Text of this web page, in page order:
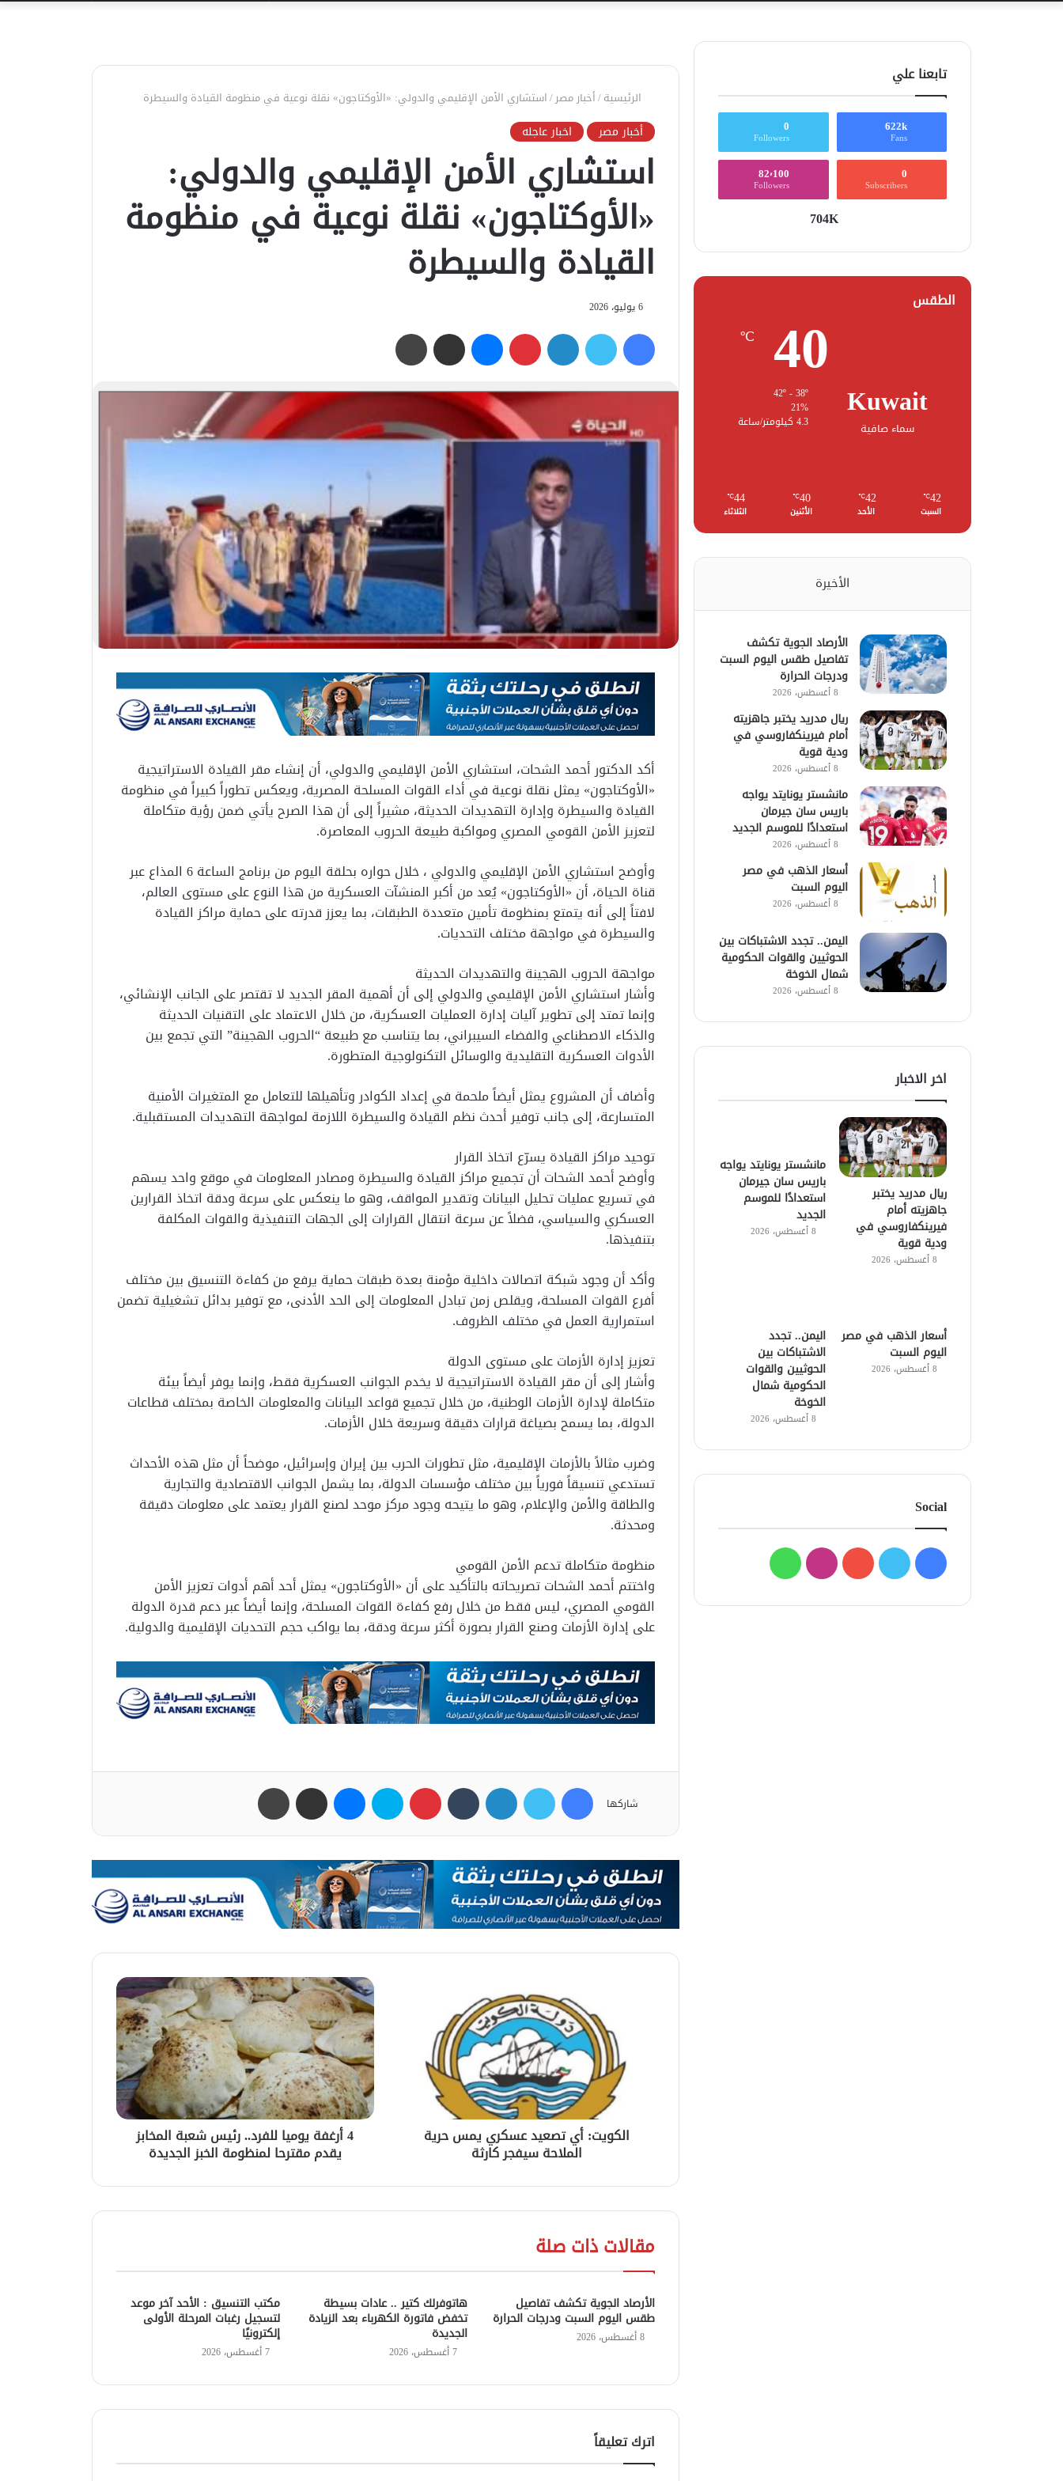
الرئيسية/أخبار مصر/استشاري الأمن الإقليمي والدولي: «الأوكتاجون» نقلة نوعية في منظومة القيادة والسيطرة
أخبار مصر اخبار عاجله
استشاري الأمن الإقليمي والدولي:
«الأوكتاجون» نقلة نوعية في منظومة
القيادة والسيطرة
6 يوليو، 2026
فيسبوك تويتر لينكدإن بينتيريست ماسنجر مشاركة عبر البريد
أكد الدكتور أحمد الشحات، استشاري الأمن الإقليمي والدولي، أن إنشاء مقر القيادة الاستراتيجية
«الأوكتاجون» يمثل نقلة نوعية في أداء القوات المسلحة المصرية، ويعكس تطوراً كبيراً في منظومة
القيادة والسيطرة وإدارة التهديدات الحديثة، مشيراً إلى أن هذا الصرح يأتي ضمن رؤية متكاملة
لتعزيز الأمن القومي المصري ومواكبة طبيعة الحروب المعاصرة.
وأوضح استشاري الأمن الإقليمي والدولي ، خلال حواره بحلقة اليوم من برنامج الساعة 6 المذاع عبر
قناة الحياة، أن «الأوكتاجون» يُعد من أكبر المنشآت العسكرية من هذا النوع على مستوى العالم،
لافتاً إلى أنه يتمتع بمنظومة تأمين متعددة الطبقات، بما يعزز قدرته على حماية مراكز القيادة
والسيطرة في مواجهة مختلف التحديات.
مواجهة الحروب الهجينة والتهديدات الحديثة
وأشار استشاري الأمن الإقليمي والدولي إلى أن أهمية المقر الجديد لا تقتصر على الجانب الإنشائي،
وإنما تمتد إلى تطوير آليات إدارة العمليات العسكرية، من خلال الاعتماد على التقنيات الحديثة
والذكاء الاصطناعي والفضاء السيبراني، بما يتناسب مع طبيعة “الحروب الهجينة” التي تجمع بين
الأدوات العسكرية التقليدية والوسائل التكنولوجية المتطورة.
وأضاف أن المشروع يمثل أيضاً ملحمة في إعداد الكوادر وتأهيلها للتعامل مع المتغيرات الأمنية
المتسارعة، إلى جانب توفير أحدث نظم القيادة والسيطرة اللازمة لمواجهة التهديدات المستقبلية.
توحيد مراكز القيادة يسرّع اتخاذ القرار
وأوضح أحمد الشحات أن تجميع مراكز القيادة والسيطرة ومصادر المعلومات في موقع واحد يسهم
في تسريع عمليات تحليل البيانات وتقدير المواقف، وهو ما ينعكس على سرعة ودقة اتخاذ القرارين
العسكري والسياسي، فضلاً عن سرعة انتقال القرارات إلى الجهات التنفيذية والقوات المكلفة
بتنفيذها.
وأكد أن وجود شبكة اتصالات داخلية مؤمنة بعدة طبقات حماية يرفع من كفاءة التنسيق بين مختلف
أفرع القوات المسلحة، ويقلص زمن تبادل المعلومات إلى الحد الأدنى، مع توفير بدائل تشغيلية تضمن
استمرارية العمل في مختلف الظروف.
تعزيز إدارة الأزمات على مستوى الدولة
وأشار إلى أن مقر القيادة الاستراتيجية لا يخدم الجوانب العسكرية فقط، وإنما يوفر أيضاً بيئة
متكاملة لإدارة الأزمات الوطنية، من خلال تجميع قواعد البيانات والمعلومات الخاصة بمختلف قطاعات
الدولة، بما يسمح بصياغة قرارات دقيقة وسريعة خلال الأزمات.
وضرب مثالاً بالأزمات الإقليمية، مثل تطورات الحرب بين إيران وإسرائيل، موضحاً أن مثل هذه الأحداث
تستدعي تنسيقاً فورياً بين مختلف مؤسسات الدولة، بما يشمل الجوانب الاقتصادية والتجارية
والطاقة والأمن والإعلام، وهو ما يتيحه وجود مركز موحد لصنع القرار يعتمد على معلومات دقيقة
ومحدثة.
منظومة متكاملة تدعم الأمن القومي
واختتم أحمد الشحات تصريحاته بالتأكيد على أن «الأوكتاجون» يمثل أحد أهم أدوات تعزيز الأمن
القومي المصري، ليس فقط من خلال رفع كفاءة القوات المسلحة، وإنما أيضاً عبر دعم قدرة الدولة
على إدارة الأزمات وصنع القرار بصورة أكثر سرعة ودقة، بما يواكب حجم التحديات الإقليمية والدولية.
شاركها
فيسبوك تويتر لينكدإن بينتيريست سكايب ماسنجر مشاركة عبر البريد
الكويت: أي تصعيد عسكري يمس حرية
الملاحة سيفجر كارثة
4 أرغفة يوميا للفرد.. رئيس شعبة المخابز
يقدم مقترحا لمنظومة الخبز الجديدة
مقالات ذات صلة
الأرصاد الجوية تكشف تفاصيل
طقس اليوم السبت ودرجات الحرارة
8 أغسطس، 2026
هاتوفرلك كتير .. عادات بسيطة
تخفض فاتورة الكهرباء بعد الزيادة
الجديدة
7 أغسطس، 2026
مكتب التنسيق : الأحد آخر موعد
لتسجيل رغبات المرحلة الأولى
إلكترونيًا
7 أغسطس، 2026
اترك تعليقاً
تابعنا علي
622k
Fans
0
Followers
0
Subscribers
82٬100
Followers
704K
الطقس
Kuwait
سماء صافية
40
℃
42º - 38º
21%
4.3 كيلومتر/ساعة
42
℃
السبت
42
℃
الأحد
40
℃
الأثنين
44
℃
الثلاثاء
الأخيرة
الأرصاد الجوية تكشف
تفاصيل طقس اليوم السبت
ودرجات الحرارة
8 أغسطس، 2026
ريال مدريد يختبر جاهزيته
أمام فيرينكفاروسي في
ودية قوية
8 أغسطس، 2026
مانشستر يونايتد يواجه
باريس سان جيرمان
استعدادًا للموسم الجديد
8 أغسطس، 2026
أسعار الذهب في مصر
اليوم السبت
8 أغسطس، 2026
اليمن.. تجدد الاشتباكات بين
الحوثيين والقوات الحكومية
شمال الخوخة
8 أغسطس، 2026
اخر الاخبار
ريال مدريد يختبر
جاهزيته أمام
فيرينكفاروسي في
ودية قوية
8 أغسطس، 2026
مانشستر يونايتد يواجه
باريس سان جيرمان
استعدادًا للموسم
الجديد
8 أغسطس، 2026
أسعار الذهب في مصر
اليوم السبت
8 أغسطس، 2026
اليمن.. تجدد
الاشتباكات بين
الحوثيين والقوات
الحكومية شمال
الخوخة
8 أغسطس، 2026
Social
فيسبوك
تويتر يوتيوبانستقرامواتساب